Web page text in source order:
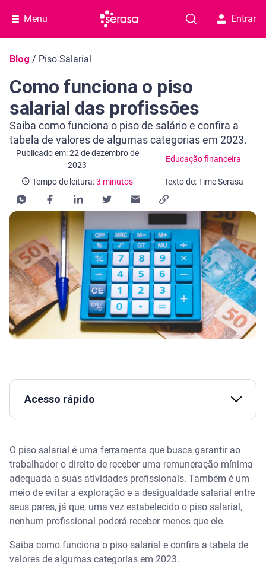
Menu Entrar
Navegação do blog
Blog / Piso Salarial
Como funciona o piso
salarial das profissões
Saiba como funciona o piso de salário e confira a
tabela de valores de algumas categorias em 2023.
Publicado em: 22 de dezembro de
2023
Educação financeira
Categoria Educação financeira
Tempo de leitura:3 minutos
Tempo de leitura: 3 minutos
Texto de: Time Serasa
Acesso rápido
Como funciona o piso salarial
O piso salarial das principais profissões
Assista | Abono salarial: quem tem direito a
O piso salarial do professor em 2023
O piso salarial é uma ferramenta que busca garantir ao
trabalhador o direito de receber uma remuneração mínima
adequada a suas atividades profissionais. Também é um
meio de evitar a exploração e a desigualdade salarial entre
seus pares, já que, uma vez estabelecido o piso salarial,
nenhum profissional poderá receber menos que ele.
Saiba como funciona o piso salarial e confira a tabela de
valores de algumas categorias em 2023.